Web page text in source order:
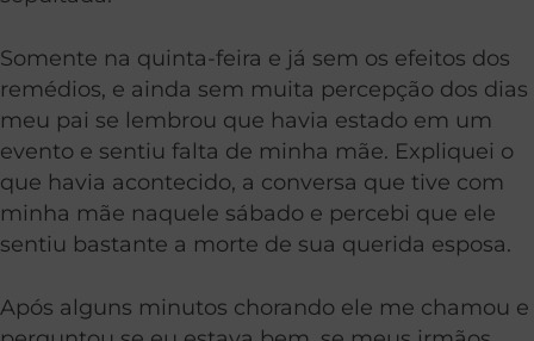
Somente na quinta-feira e já sem os efeitos dos
remédios, e ainda sem muita percepção dos dias
meu pai se lembrou que havia estado em um
evento e sentiu falta de minha mãe. Expliquei o
que havia acontecido, a conversa que tive com
minha mãe naquele sábado e percebi que ele
sentiu bastante a morte de sua querida esposa.
Após alguns minutos chorando ele me chamou e